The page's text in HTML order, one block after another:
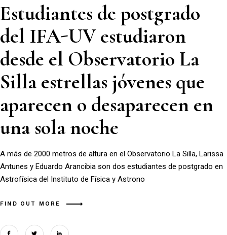
Estudiantes de postgrado
del IFA-UV estudiaron
desde el Observatorio La
Silla estrellas jóvenes que
aparecen o desaparecen en
una sola noche
A más de 2000 metros de altura en el Observatorio La Silla, Larissa
Antunes y Eduardo Arancibia son dos estudiantes de postgrado en
Astrofísica del Instituto de Física y Astrono
FIND OUT MORE